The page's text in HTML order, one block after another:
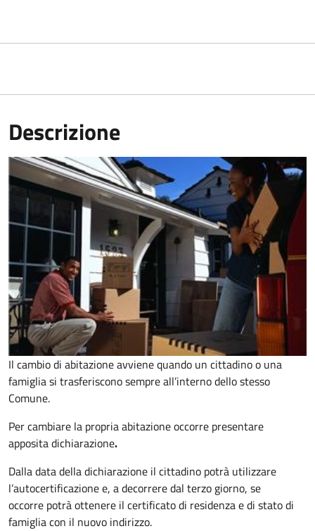
Descrizione
Il cambio di abitazione avviene quando un cittadino o una
famiglia si trasferiscono sempre all’interno dello stesso
Comune.
Per cambiare la propria abitazione occorre presentare
appositadichiarazione.
Dalla data della dichiarazione il cittadino potrà utilizzare
l’autocertificazione e, a decorrere dal terzo giorno, se
occorre potrà ottenere il certificato di residenza e di stato di
famiglia con il nuovo indirizzo.